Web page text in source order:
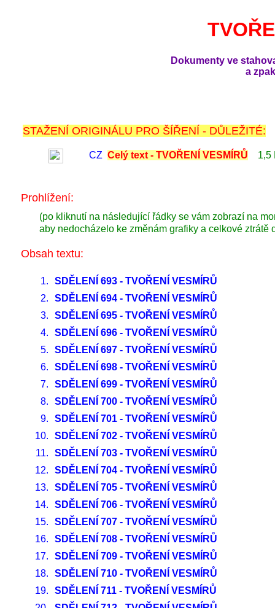
Dokumenty ve
a
STAŽENÍ ORIGINÁLU PRO ŠÍŘENÍ - DŮLEŽITÉ:
CZ Celý text - TVOŘENÍ VESMÍRŮ 1,5
Prohlížení:
(po kliknutí na následující řádky se vám zobrazí na
aby nedocházelo ke změnám grafiky a celkové ztrátě
Obsah textu:
1.
SDĚLENÍ 693 - TVOŘENÍ VESMÍRŮ
2.
SDĚLENÍ 694 - TVOŘENÍ VESMÍRŮ
3.
SDĚLENÍ 695 - TVOŘENÍ VESMÍRŮ
4.
SDĚLENÍ 696 - TVOŘENÍ VESMÍRŮ
5.
SDĚLENÍ 697 - TVOŘENÍ VESMÍRŮ
6.
SDĚLENÍ 698 - TVOŘENÍ VESMÍRŮ
7.
SDĚLENÍ 699 - TVOŘENÍ VESMÍRŮ
8.
SDĚLENÍ 700 - TVOŘENÍ VESMÍRŮ
9.
SDĚLENÍ 701 - TVOŘENÍ VESMÍRŮ
10.
SDĚLENÍ 702 - TVOŘENÍ VESMÍRŮ
11.
SDĚLENÍ 703 - TVOŘENÍ VESMÍRŮ
12.
SDĚLENÍ 704 - TVOŘENÍ VESMÍRŮ
13.
SDĚLENÍ 705 - TVOŘENÍ VESMÍRŮ
14.
SDĚLENÍ 706 - TVOŘENÍ VESMÍRŮ
15.
SDĚLENÍ 707 - TVOŘENÍ VESMÍRŮ
16.
SDĚLENÍ 708 - TVOŘENÍ VESMÍRŮ
17.
SDĚLENÍ 709 - TVOŘENÍ VESMÍRŮ
18.
SDĚLENÍ 710 - TVOŘENÍ VESMÍRŮ
19.
SDĚLENÍ 711 - TVOŘENÍ VESMÍRŮ